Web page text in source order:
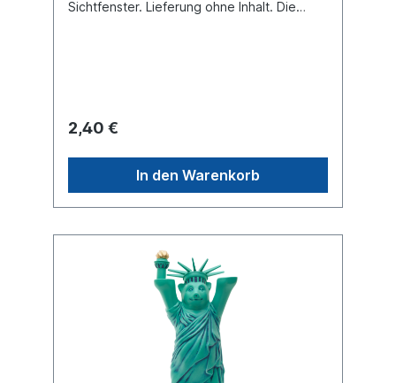
Sichtfenster. Lieferung ohne Inhalt. Die
2,40 €
In den Warenkorb